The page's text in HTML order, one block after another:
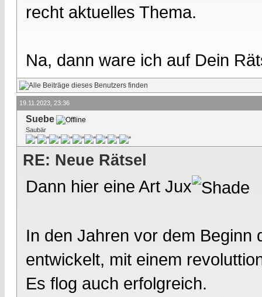
recht aktuelles Thema.
Na, dann ware ich auf Dein
19.11.2023, 23:36
Suebe
Saubär
RE: Neue Rätsel
Dann hier eine Art Jux
In den Jahren vor dem Beginn
entwickelt, mit einem
Es flog auch erfolgreich.